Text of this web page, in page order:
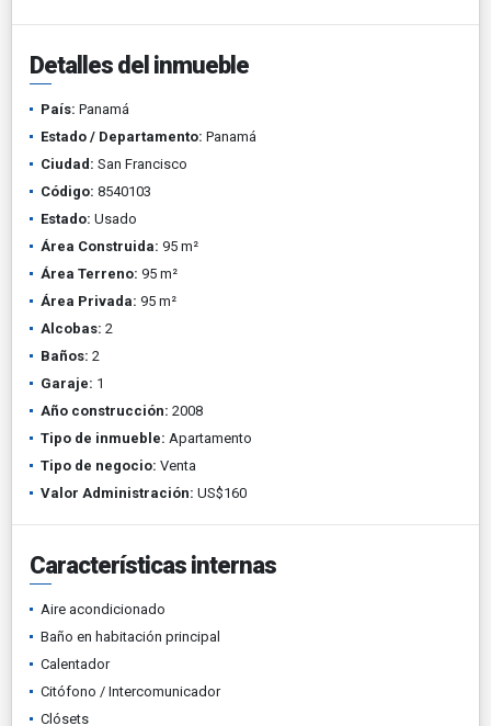
Detalles del inmueble
País: Panamá
Estado / Departamento: Panamá
Ciudad: San Francisco
Código: 8540103
Estado: Usado
Área Construida: 95 m²
Área Terreno: 95 m²
Área Privada: 95 m²
Alcobas: 2
Baños: 2
Garaje: 1
Año construcción: 2008
Tipo de inmueble: Apartamento
Tipo de negocio: Venta
Valor Administración: US$160
Características internas
Aire acondicionado
Baño en habitación principal
Calentador
Citófono / Intercomunicador
Clósets